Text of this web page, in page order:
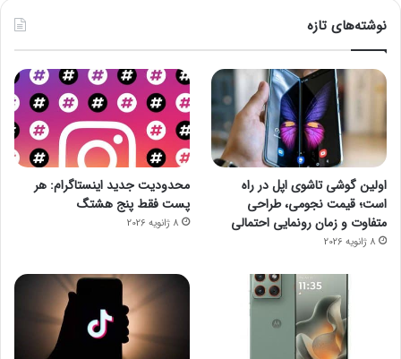
نوشته‌های تازه
اولین گوشی تاشوی اپل در راه
است؛ قیمت نجومی، طراحی
متفاوت و زمان رونمایی احتمالی
8 ژانویه 2026
محدودیت جدید اینستاگرام: هر
پست فقط پنج هشتگ
8 ژانویه 2026